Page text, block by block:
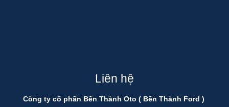
Liên hệ
Công ty cổ phần Bến Thành Oto ( Bến Thành Ford )